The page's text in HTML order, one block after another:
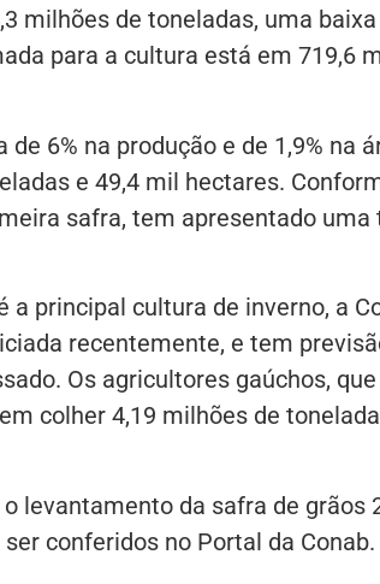
milhões de toneladas, uma
para a cultura está em 719,6
6% na produção e de 1,9% na
e 49,4 mil hectares.
safra, tem apresentado
a principal cultura de inverno, a
recentemente, e tem
Os agricultores gaúchos,
colher 4,19 milhões de
levantamento da safra de grãos
conferidos no Portal da Conab.